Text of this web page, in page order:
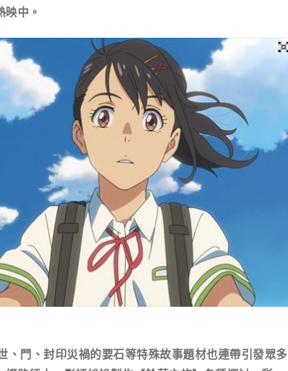
中。
、門、封印災禍的要石等特殊故事題材也連帶引發眾多